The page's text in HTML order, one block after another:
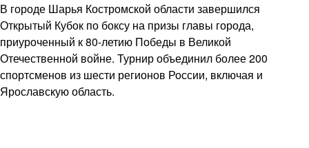
В городе Шарья Костромской области завершился
Открытый Кубок по боксу на призы главы города,
приуроченный к 80-летию Победы в Великой
Отечественной войне. Турнир объединил более 200
спортсменов из шести регионов России, включая и
Ярославскую область.